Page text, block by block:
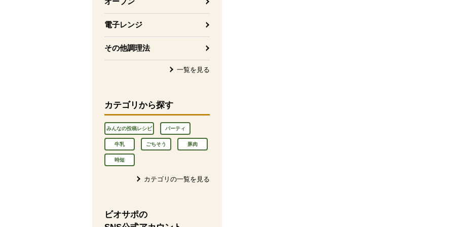
電子レンジ
その他調理法
一覧を見る
カテゴリから探す
みんなの投稿レシピ パーティ
牛乳 ごちそう 豚肉
時短
カテゴリの一覧を見る
ビオサポの